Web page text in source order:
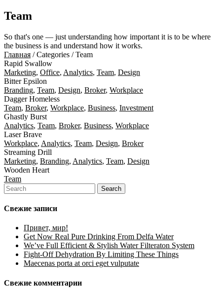
Team
So that's one — just understanding how important it is to be where
the business is and understand how it works.
Главная / Categories / Team
Rapid Swallow
Marketing, Office, Analytics, Team, Design
Bitter Epsilon
Branding, Team, Design, Broker, Workplace
Dagger Homeless
Team, Broker, Workplace, Business, Investment
Ghastly Burst
Analytics, Team, Broker, Business, Workplace
Laser Brave
Workplace, Analytics, Team, Design, Broker
Streaming Drill
Marketing, Branding, Analytics, Team, Design
Wooden Heart
Team
Свежие записи
Привет, мир!
Get Now Real Pure Drinking From Delfa Water
We’ve Full Efficient & Stylish Water Filteraton System
Fight-Off Dehydration By Limiting These Things
Maecenas porta at orci eget vulputate
Свежие комментарии